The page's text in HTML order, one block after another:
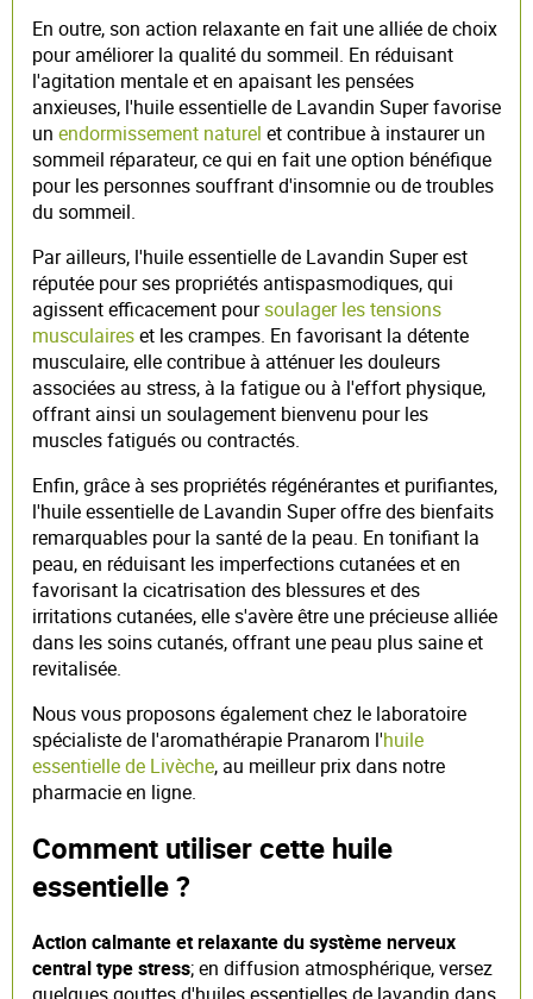
En outre, son action relaxante en fait une alliée de choix
pour améliorer la qualité du sommeil. En réduisant
l'agitation mentale et en apaisant les pensées
anxieuses, l'huile essentielle de Lavandin Super favorise
un endormissement naturel et contribue à instaurer un
sommeil réparateur, ce qui en fait une option bénéfique
pour les personnes souffrant d'insomnie ou de troubles
du sommeil.
Par ailleurs, l'huile essentielle de Lavandin Super est
réputée pour ses propriétés antispasmodiques, qui
agissent efficacement poursoulager les tensions
musculaireset les crampes. En favorisant la détente
musculaire, elle contribue à atténuer les douleurs
associées au stress, à la fatigue ou à l'effort physique,
offrant ainsi un soulagement bienvenu pour les
muscles fatigués ou contractés.
Enfin, grâce à ses propriétés régénérantes et purifiantes,
l'huile essentielle de Lavandin Super offre des bienfaits
remarquables pour la santé de la peau. En tonifiant la
peau, en réduisant les imperfections cutanées et en
favorisant la cicatrisation des blessures et des
irritations cutanées, elle s'avère être une précieuse alliée
dans les soins cutanés, offrant une peau plus saine et
revitalisée.
Nous vous proposons également chez le laboratoire
spécialiste de l'aromathérapie Pranarom l'huile
essentielle de Livèche, au meilleur prix dans notre
pharmacie en ligne.
Comment utiliser cette huile
essentielle ?
Action calmante et relaxante du système nerveux
central type stress; en diffusion atmosphérique, versez
quelques gouttes d'huiles essentielles de lavandin dans